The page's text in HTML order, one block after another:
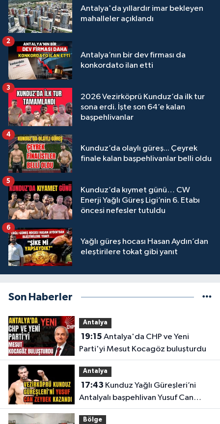
Antalya'da yıllardır imar bekleyen
mahalleler açıklandı
Antalya’nın bir dev firması da
konkordato ilan etti
2
2026 Vezirköprü Kunduz’da ilk tur
sona erdi. İşte son 64’e kalan
başpehlivanlar
3
Kunduz’da olaylı güreş... Çeyrek
finale kalan başpehlivanlar belli oldu
4
Kunduz’da kıymet günü… CW
Enerji Yağlı Güreş Ligi’nin 6. Etabı
öncesi nefesler tutuldu
5
Yağlı güreş hocası Hasan Aydın’dan
eleştirilere tokat gibi yanıt
6
Son Haberler
Antalya
19:15
Parti'yi Mesut Kocagöz buluşturdu
Antalya
17:43
Antalyalı başpehlivan Yusuf Can
Zeybek kazandı
Bölge